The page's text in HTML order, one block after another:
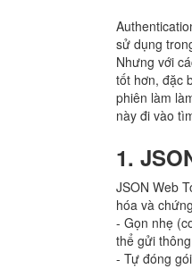
sử dụng
Nhưng với
tốt hơn, đặc
phiên làm
này đi vào
1.
JSON Web
hóa và
- Gọn nhẹ
thể gửi
- Tự đóng